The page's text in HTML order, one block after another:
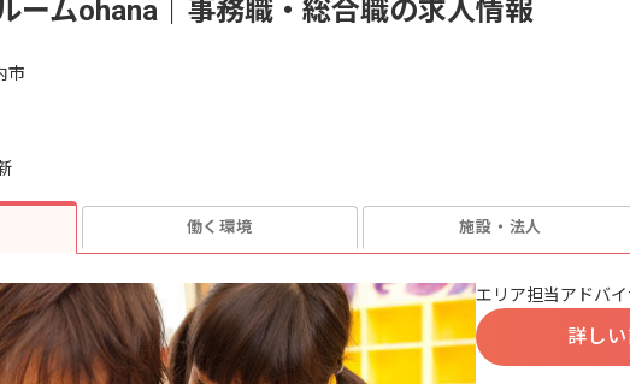
ームohana｜事務職・総合職の求人情報
市
働く環境 施設・法人
エリア担当アドバ
詳し